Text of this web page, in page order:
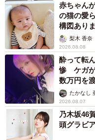
赤ちゃん
の猫の愛
構図あり
梨木 香奈
2026.08.08
酔って転
惨 ケガが
数万円を
たかなし
2026.08.07
乃木坂46
頭グラビ